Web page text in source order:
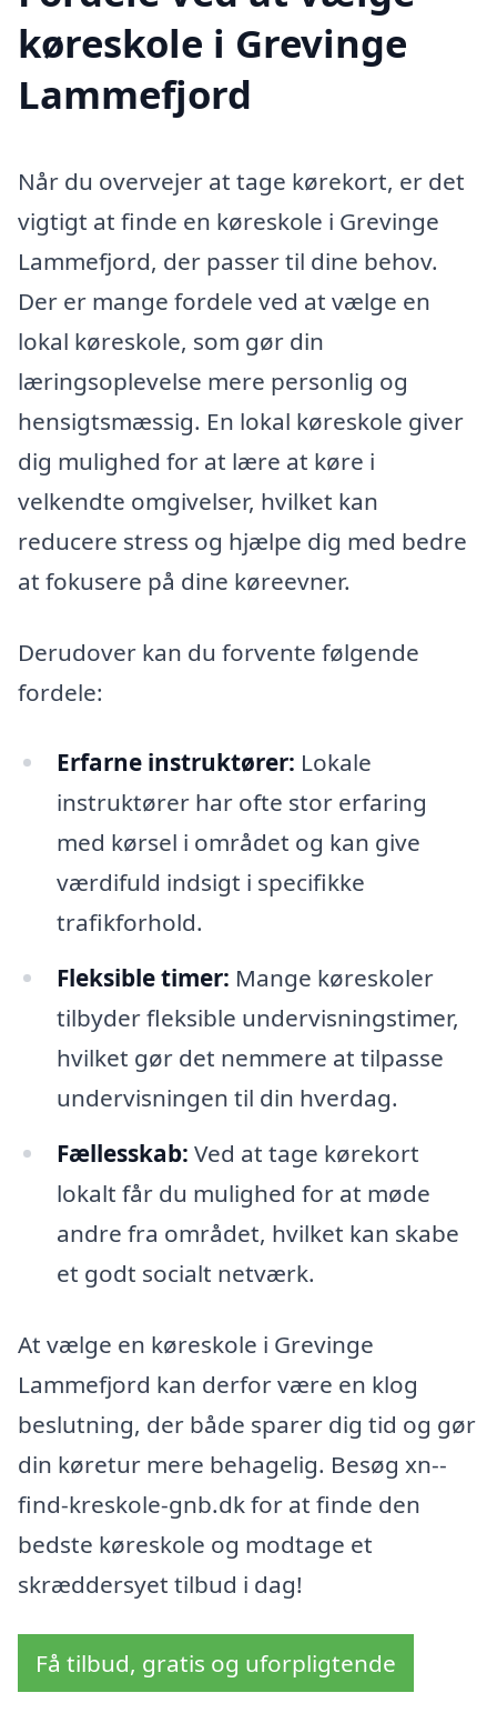
køreskole i Grevinge
Lammefjord
Når du overvejer at tage kørekort, er det
vigtigt at finde en køreskole i Grevinge
Lammefjord, der passer til dine behov.
Der er mange fordele ved at vælge en
lokal køreskole, som gør din
læringsoplevelse mere personlig og
hensigtsmæssig. En lokal køreskole giver
dig mulighed for at lære at køre i
velkendte omgivelser, hvilket kan
reducere stress og hjælpe dig med bedre
at fokusere på dine køreevner.
Derudover kan du forvente følgende
fordele:
Erfarne instruktører: Lokale
instruktører har ofte stor erfaring
med kørsel i området og kan give
værdifuld indsigt i specifikke
trafikforhold.
Fleksible timer: Mange køreskoler
tilbyder fleksible undervisningstimer,
hvilket gør det nemmere at tilpasse
undervisningen til din hverdag.
Fællesskab: Ved at tage kørekort
lokalt får du mulighed for at møde
andre fra området, hvilket kan skabe
et godt socialt netværk.
At vælge en køreskole i Grevinge
Lammefjord kan derfor være en klog
beslutning, der både sparer dig tid og gør
din køretur mere behagelig. Besøg xn--
find-kreskole-gnb.dk for at finde den
bedste køreskole og modtage et
skræddersyet tilbud i dag!
Få tilbud, gratis og uforpligtende